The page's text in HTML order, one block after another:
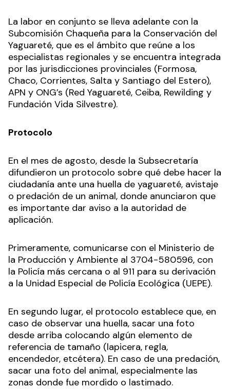
La labor en conjunto se lleva adelante con la
Subcomisión Chaqueña para la Conservación del
Yaguareté, que es el ámbito que reúne a los
especialistas regionales y se encuentra integrada
por las jurisdicciones provinciales (Formosa,
Chaco, Corrientes, Salta y Santiago del Estero),
APN y ONG’s (Red Yaguareté, Ceiba, Rewilding y
Fundación Vida Silvestre).
Protocolo
En el mes de agosto, desde la Subsecretaría
difundieron un protocolo sobre qué debe hacer la
ciudadanía ante una huella de yaguareté, avistaje
o predación de un animal, donde anunciaron que
es importante dar aviso a la autoridad de
aplicación.
Primeramente, comunicarse con el Ministerio de
la Producción y Ambiente al 3704-580596, con
la Policía más cercana o al 911 para su derivación
a la Unidad Especial de Policía Ecológica (UEPE).
En segundo lugar, el protocolo establece que, en
caso de observar una huella, sacar una foto
desde arriba colocando algún elemento de
referencia de tamaño (lapicera, regla,
encendedor, etcétera). En caso de una predación,
sacar una foto del animal, especialmente las
zonas donde fue mordido o lastimado.